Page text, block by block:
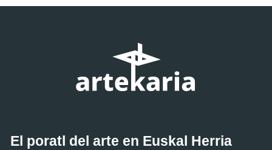
El poratl del arte en Euskal Herria